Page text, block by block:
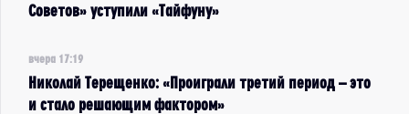
Советов» уступили «Тайфуну»
вчера 17:19
Николай Терещенко: «Проиграли третий период – это
и стало решающим фактором»